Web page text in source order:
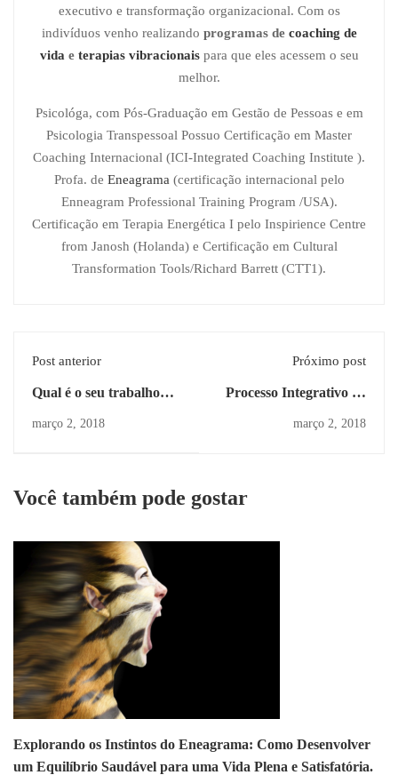
executivo e transformação organizacional. Com os
indivíduos venho realizando programas de coaching de
vidae terapias vibracionaispara que eles acessem o seu
melhor.
Psicológa, com Pós-Graduação em Gestão de Pessoas e em
Psicologia Transpessoal Possuo Certificação em Master
Coaching Internacional (ICI-Integrated Coaching Institute ).
Profa. de Eneagrama(certificação internacional pelo
Enneagram Professional Training Program /USA).
Certificação em Terapia Energética I pelo Inspirience Centre
from Janosh (Holanda) e Certificação em Cultural
Transformation Tools/Richard Barrett (CTT1).
Post anterior
Qual é o seu trabalho
março 2, 2018
Próximo post
Processo Integrativo de
março 2, 2018
Você também pode gostar
Explorando os Instintos do Eneagrama: Como Desenvolver
um Equilíbrio Saudável para uma Vida Plena e Satisfatória.